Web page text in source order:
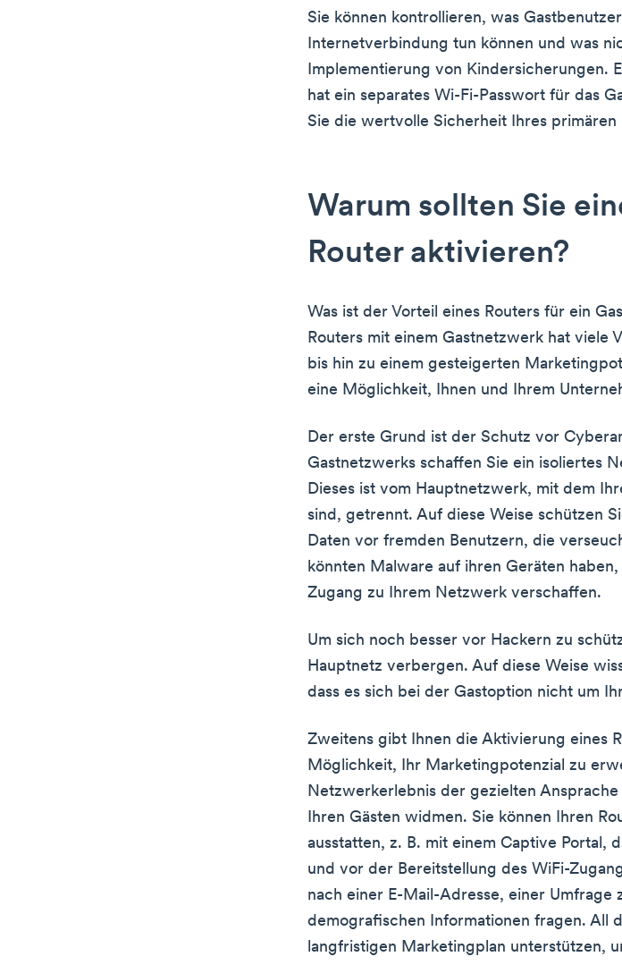
Sie können kontrollieren, was
Internetverbindung tun können und was
Implementierung von Kindersicherungen.
hat ein separates Wi-Fi-Passwort für das
Sie die wertvolle Sicherheit Ihres
Warum sollten Sie
Router aktivieren?
Was ist der Vorteil eines Routers für ein
Routers mit einem Gastnetzwerk hat viele
bis hin zu einem gesteigerten
eine Möglichkeit, Ihnen und Ihrem
Der erste Grund ist der Schutz vor
Gastnetzwerks schaffen Sie ein isoliertes
Dieses ist vom Hauptnetzwerk, mit dem
sind, getrennt. Auf diese Weise schützen
Daten vor fremden Benutzern, die
könnten Malware auf ihren Geräten
Zugang zu Ihrem Netzwerk verschaffen.
Um sich noch besser vor Hackern zu
Hauptnetz verbergen. Auf diese Weise
dass es sich bei der Gastoption nicht um
Zweitens gibt Ihnen die Aktivierung eines
Möglichkeit, Ihr Marketingpotenzial zu
Netzwerkerlebnis der gezielten
Ihren Gästen widmen. Sie können Ihren
ausstatten, z. B. mit einem Captive Portal,
und vor der Bereitstellung des WiFi-
nach einer E-Mail-Adresse, einer Umfrage
demografischen Informationen fragen. All
langfristigen Marketingplan unterstützen,